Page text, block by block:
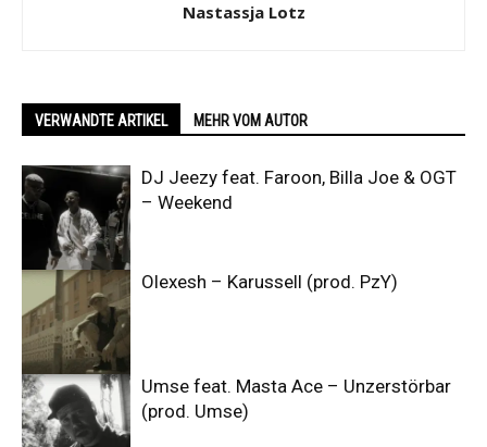
Nastassja Lotz
VERWANDTE ARTIKEL MEHR VOM AUTOR
DJ Jeezy feat. Faroon, Billa Joe & OGT
– Weekend
Olexesh – Karussell (prod. PzY)
Umse feat. Masta Ace – Unzerstörbar
(prod. Umse)